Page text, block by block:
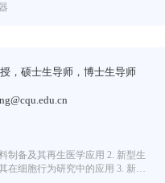
，硕士生导师，博士生导师
备及其再生医学应用 2. 新型生
细胞行为研究中的应用 3. 新型